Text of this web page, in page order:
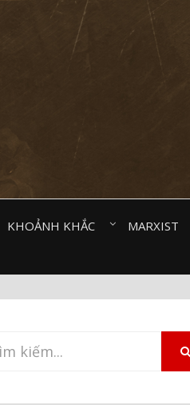
KHOẢNH KHẮC⠀
MARXIST⠀